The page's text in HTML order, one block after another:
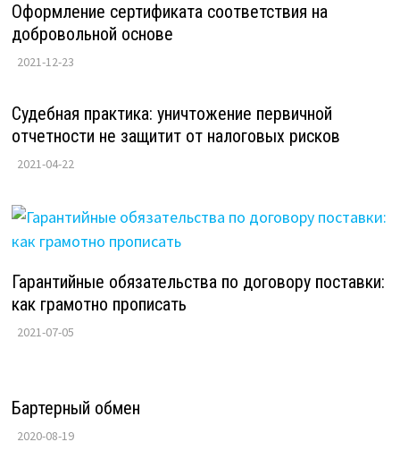
Оформление сертификата соответствия на
добровольной основе
2021-12-23
Судебная практика: уничтожение первичной
отчетности не защитит от налоговых рисков
2021-04-22
Гарантийные обязательства по договору поставки:
как грамотно прописать
2021-07-05
Бартерный обмен
2020-08-19